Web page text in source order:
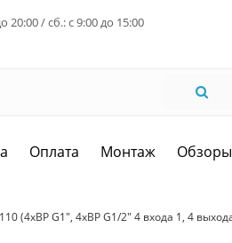
20:00 / сб.: с 9:00 до 15:00
Оплата Монтаж Обзоры
(4хBP G1", 4xBP G1/2" 4 входа 1, 4